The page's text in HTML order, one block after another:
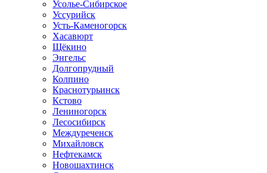
Усолье-Сибирское
Уссурийск
Усть-Каменогорск
Хасавюрт
Щёкино
Энгельс
Долгопрудный
Колпино
Краснотурьинск
Кстово
Лениногорск
Лесосибирск
Междуреченск
Михайловск
Нефтекамск
Новошахтинск